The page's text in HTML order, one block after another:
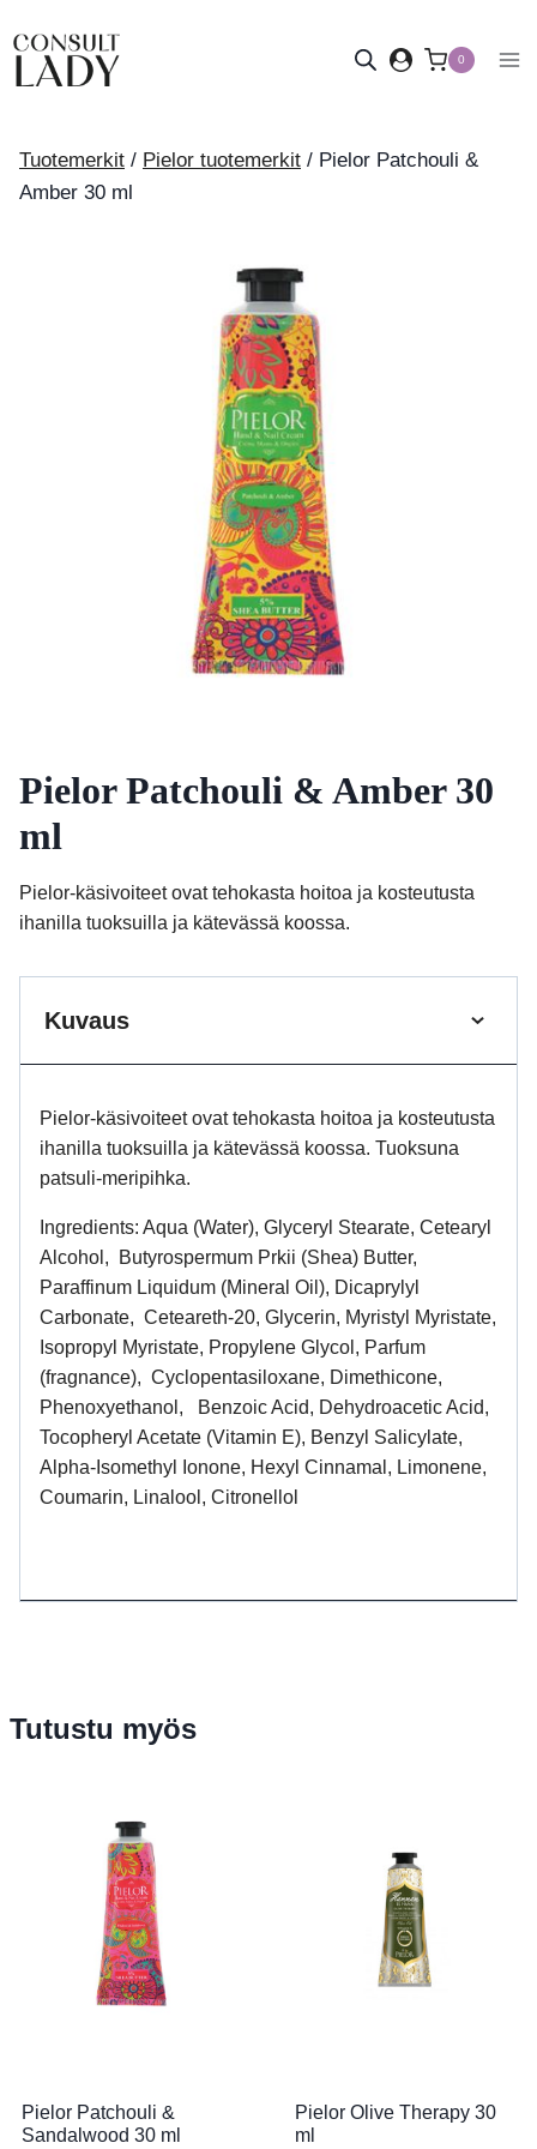
sisältöön
0
Tuotemerkit / Pielor tuotemerkit / Pielor Patchouli &
Amber 30 ml
Pielor Patchouli & Amber 30
ml
Pielor-käsivoiteet ovat tehokasta hoitoa ja kosteutusta
ihanilla tuoksuilla ja kätevässä koossa.
Kuvaus
Pielor-käsivoiteet ovat tehokasta hoitoa ja kosteutusta
ihanilla tuoksuilla ja kätevässä koossa. Tuoksuna
patsuli-meripihka.
Ingredients: Aqua (Water), Glyceryl Stearate, Cetearyl
Alcohol, Butyrospermum Prkii (Shea) Butter,
Paraffinum Liquidum (Mineral Oil), Dicaprylyl
Carbonate, Ceteareth-20, Glycerin, Myristyl Myristate,
Isopropyl Myristate, Propylene Glycol, Parfum
(fragnance), Cyclopentasiloxane, Dimethicone,
Phenoxyethanol, Benzoic Acid, Dehydroacetic Acid,
Tocopheryl Acetate (Vitamin E), Benzyl Salicylate,
Alpha-Isomethyl Ionone, Hexyl Cinnamal, Limonene,
Coumarin, Linalool, Citronellol
Tutustu myös
Pielor Patchouli &
Sandalwood 30 ml
Pielor Olive Therapy 30
ml